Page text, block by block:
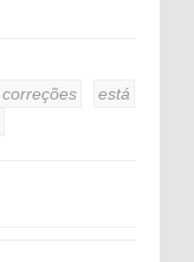
correções
está